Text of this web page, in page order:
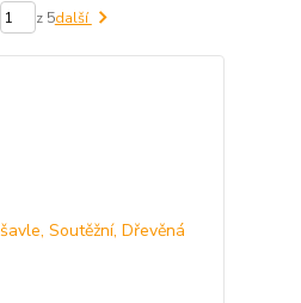
z 5další